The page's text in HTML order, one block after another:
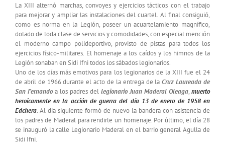
La XIII alternó marchas, convoyes y ejercicios tácticos con el trabajo
para mejorar y ampliar las instalaciones del cuartel. Al final consiguió,
como es norma en la Legión, poseer un acuartelamiento magnífico,
dotado de toda clase de servicios y comodidades, con especial mención
el moderno campo polideportivo, provisto de pistas para todos los
ejercicios físico-militares. El homenaje a los caídos y los himnos de la
Legión sonaban en Sidi Ifni todos los sábados legionarios.
Uno de los días más emotivos para los legionarios de la XIII fue el 24
de abril de 1966 durante el acto de la entrega de laCruz Laureada de
San Fernandoa los padres dellegionario Juan Maderal Oleaga,muerto
heroicamente en la acción de guerra del día 13 de enero de 1958 en
Edchera. Al día siguiente formó de nuevo la bandera con asistencia de
los padres de Maderal para rendirle un homenaje. Por último, el día 28
se inauguró la calle Legionario Maderal en el barrio general Agulla de
Sidi Ifni.